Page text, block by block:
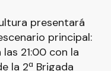
presentará
principal:
21:00 con la
la 2ª Brigada